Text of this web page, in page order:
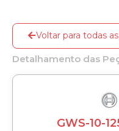
Voltar para todas
Detalhamento das
GWS-10-